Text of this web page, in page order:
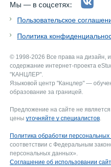
Мы — в соцсетях:
Пользовательское
Политика
© 1998-2026 Все права на дизайн,
содержание интернет-проекта
"КАНЦЛЕР".
Языковой центр "Канцлер" —
образование за границей.
Предложение на сайте не
цены уточняйте у специалистов.
Политика обработки
соответствии с Федеральным
персональных данных».
Соглашение об использовании